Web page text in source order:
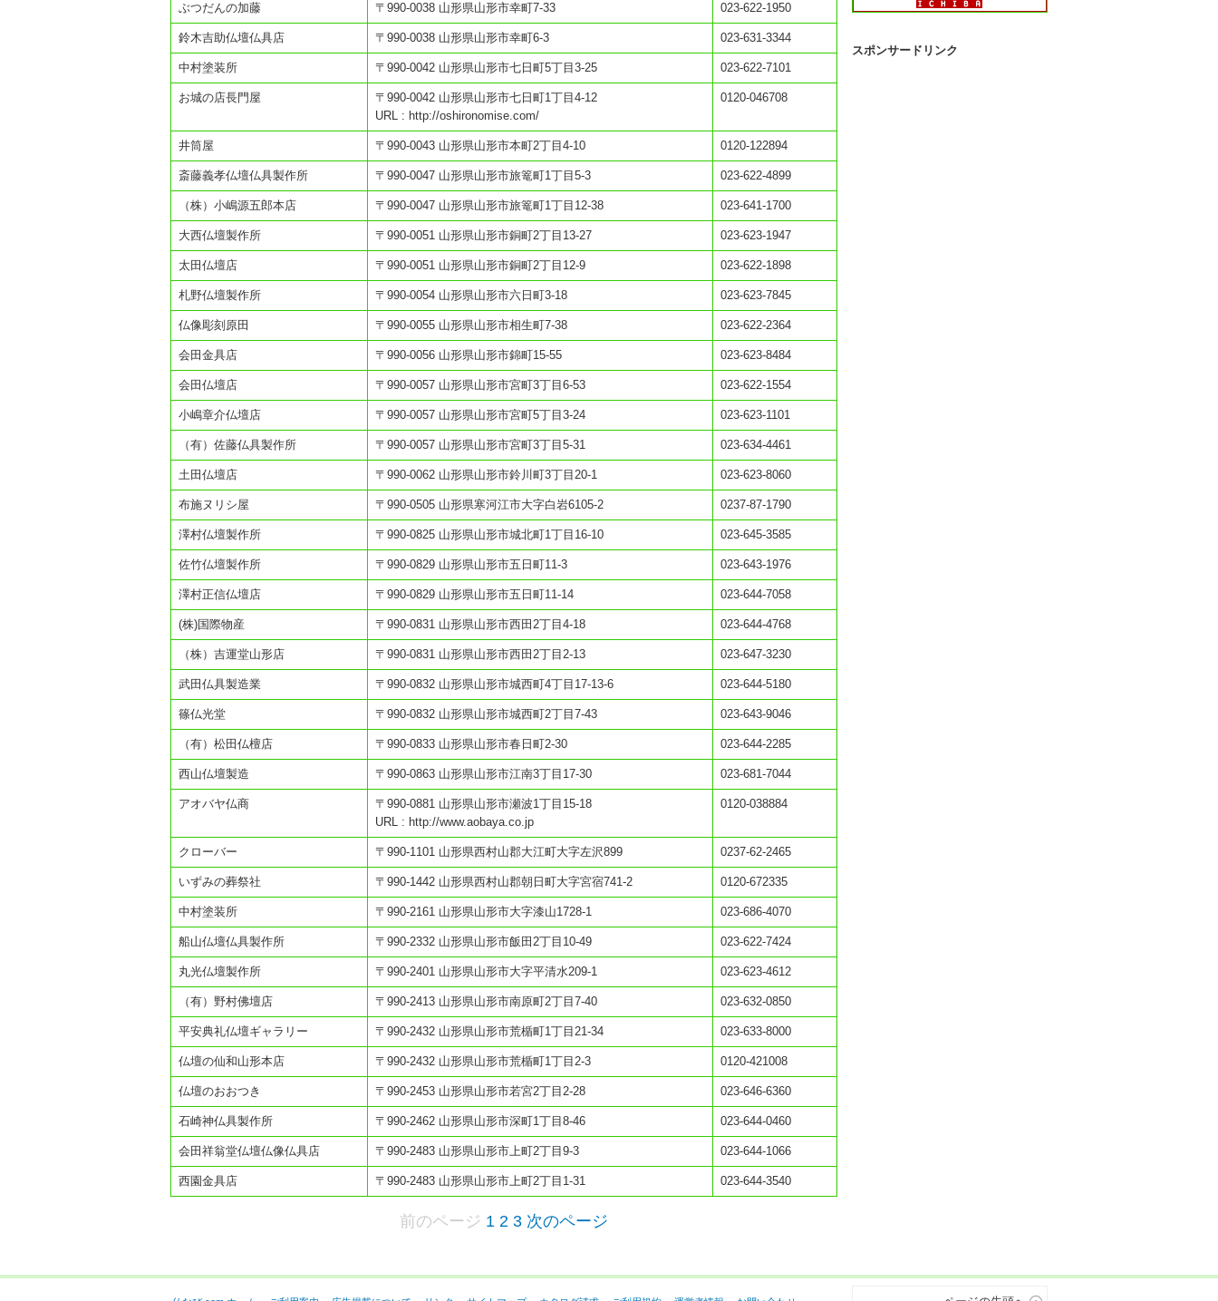
ぶつだんの加藤 〒990-0038 山形県山形市幸町7-33 023-622-1950
鈴木吉助仏壇仏具店 〒990-0038 山形県山形市幸町6-3 023-631-3344
中村塗装所 〒990-0042 山形県山形市七日町5丁目3-25 023-622-7101
お城の店長門屋
〒990-0042 山形県山形市七日町1丁目4-12
URL : http://oshironomise.com/
0120-046708
井筒屋 〒990-0043 山形県山形市本町2丁目4-10 0120-122894
斎藤義孝仏壇仏具製作所 〒990-0047 山形県山形市旅篭町1丁目5-3 023-622-4899
（株）小嶋源五郎本店 〒990-0047 山形県山形市旅篭町1丁目12-38 023-641-1700
大西仏壇製作所 〒990-0051 山形県山形市銅町2丁目13-27 023-623-1947
太田仏壇店 〒990-0051 山形県山形市銅町2丁目12-9 023-622-1898
札野仏壇製作所 〒990-0054 山形県山形市六日町3-18 023-623-7845
仏像彫刻原田 〒990-0055 山形県山形市相生町7-38 023-622-2364
会田金具店 〒990-0056 山形県山形市錦町15-55 023-623-8484
会田仏壇店 〒990-0057 山形県山形市宮町3丁目6-53 023-622-1554
小嶋章介仏壇店 〒990-0057 山形県山形市宮町5丁目3-24 023-623-1101
（有）佐藤仏具製作所 〒990-0057 山形県山形市宮町3丁目5-31 023-634-4461
土田仏壇店 〒990-0062 山形県山形市鈴川町3丁目20-1 023-623-8060
布施ヌリシ屋 〒990-0505 山形県寒河江市大字白岩6105-2 0237-87-1790
澤村仏壇製作所 〒990-0825 山形県山形市城北町1丁目16-10 023-645-3585
佐竹仏壇製作所 〒990-0829 山形県山形市五日町11-3 023-643-1976
澤村正信仏壇店 〒990-0829 山形県山形市五日町11-14 023-644-7058
(株)国際物産 〒990-0831 山形県山形市西田2丁目4-18 023-644-4768
（株）吉運堂山形店 〒990-0831 山形県山形市西田2丁目2-13 023-647-3230
武田仏具製造業 〒990-0832 山形県山形市城西町4丁目17-13-6 023-644-5180
篠仏光堂 〒990-0832 山形県山形市城西町2丁目7-43 023-643-9046
（有）松田仏檀店 〒990-0833 山形県山形市春日町2-30 023-644-2285
西山仏壇製造 〒990-0863 山形県山形市江南3丁目17-30 023-681-7044
アオバヤ仏商
〒990-0881 山形県山形市瀬波1丁目15-18
URL : http://www.aobaya.co.jp
0120-038884
クローバー 〒990-1101 山形県西村山郡大江町大字左沢899 0237-62-2465
いずみの葬祭社 〒990-1442 山形県西村山郡朝日町大字宮宿741-2 0120-672335
中村塗装所 〒990-2161 山形県山形市大字漆山1728-1 023-686-4070
船山仏壇仏具製作所 〒990-2332 山形県山形市飯田2丁目10-49 023-622-7424
丸光仏壇製作所 〒990-2401 山形県山形市大字平清水209-1 023-623-4612
（有）野村佛壇店 〒990-2413 山形県山形市南原町2丁目7-40 023-632-0850
平安典礼仏壇ギャラリー 〒990-2432 山形県山形市荒楯町1丁目21-34 023-633-8000
仏壇の仙和山形本店 〒990-2432 山形県山形市荒楯町1丁目2-3 0120-421008
仏壇のおおつき 〒990-2453 山形県山形市若宮2丁目2-28 023-646-6360
石崎神仏具製作所 〒990-2462 山形県山形市深町1丁目8-46 023-644-0460
会田祥翁堂仏壇仏像仏具店 〒990-2483 山形県山形市上町2丁目9-3 023-644-1066
西園金具店 〒990-2483 山形県山形市上町2丁目1-31 023-644-3540
前のページ 1 2 3 次のページ
スポンサードリンク